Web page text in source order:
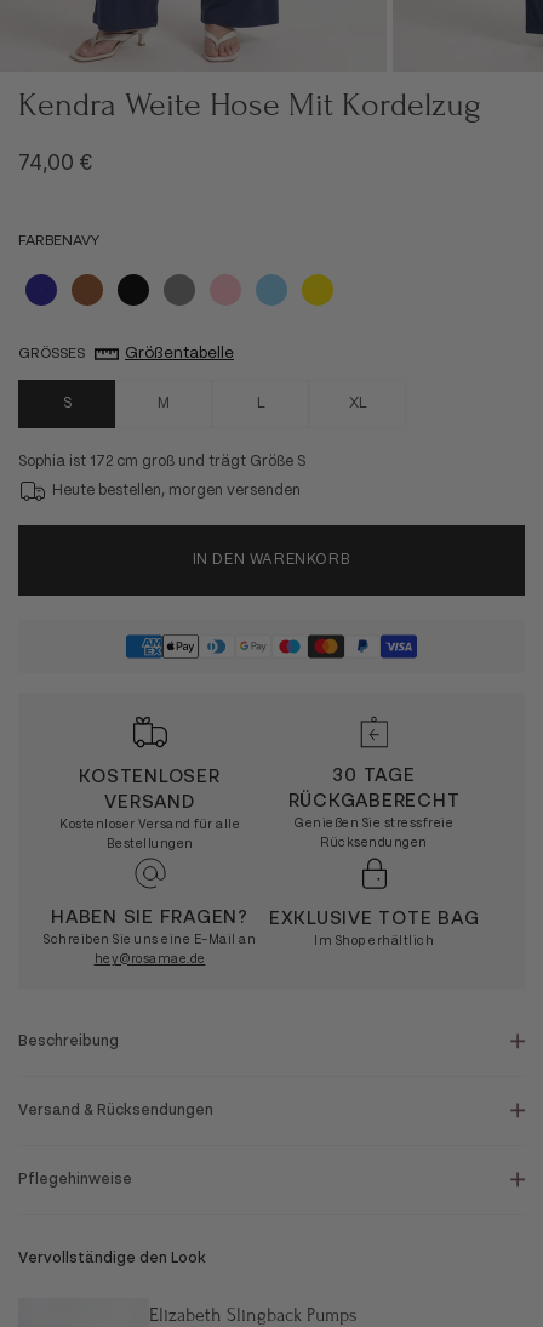
Kendra Weite Hose Mit Kordelzug
Angebot
74,00 €
FARBENAVY
Navy BraunSchwarzGrau Rosa HellblauGelb
GRÖSSES Größentabelle
S M XL
Sophia ist 172 cm groß und trägt Größe S
Heute bestellen, morgen versenden
IN DEN WARENKORB
KOSTENLOSER
VERSAND
Kostenloser Versand für alle
Bestellungen
30 TAGE
RÜCKGABERECHT
Genießen Sie stressfreie
Rücksendungen
HABEN SIE FRAGEN?
Schreiben Sie uns eine E-Mail an
hey@rosamae.de
EXKLUSIVE TOTE BAG
Im Shop erhältlich
Beschreibung
Versand & Rücksendungen
Pflegehinweise
Vervollständige den Look
Elizabeth Slingback Pumps